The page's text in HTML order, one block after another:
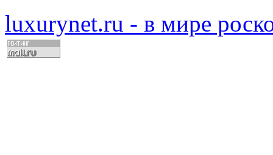
luxurynet.ru - в мире